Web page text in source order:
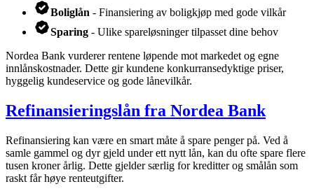
Boliglån - Finansiering av boligkjøp med gode vilkår
Sparing - Ulike spareløsninger tilpasset dine behov
Nordea Bank vurderer rentene løpende mot markedet og egne
innlånskostnader. Dette gir kundene konkurransedyktige priser,
hyggelig kundeservice og gode lånevilkår.
Refinansieringslån fra Nordea Bank
Refinansiering kan være en smart måte å spare penger på. Ved å
samle gammel og dyr gjeld under ett nytt lån, kan du ofte spare flere
tusen kroner årlig. Dette gjelder særlig for kreditter og smålån som
raskt får høye renteutgifter.